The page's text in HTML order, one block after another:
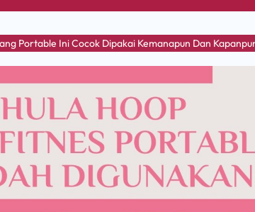
Portable Ini Cocok Dipakai Kemanapun Dan